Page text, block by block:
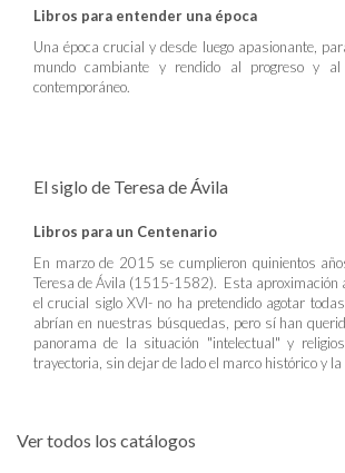
Libros para entender una época
Una época crucial y desde luego apasionante,
mundo cambiante y rendido al progreso y
contemporáneo.
El siglo de Teresa de Ávila
Libros para un Centenario
En marzo de 2015 se cumplieron quinientos
Teresa de Ávila (1515-1582). Esta aproximación
el crucial siglo XVI- no ha pretendido agotar
abrían en nuestras búsquedas, pero sí han
panorama de la situación "intelectual" y
trayectoria, sin dejar de lado el marco histórico y
Ver todos los catálogos